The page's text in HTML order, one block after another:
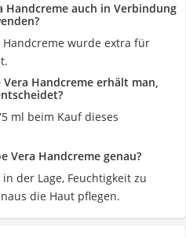
Handcreme auch in Verbindung
Handcreme wurde extra für
Handcreme erhält man,
ml beim Kauf dieses
Vera Handcreme genau?
der Lage, Feuchtigkeit zu
die Haut pflegen.